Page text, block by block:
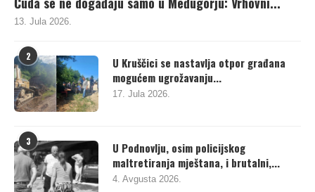
13. Jula 2026.
2
U Kruščici se nastavlja otpor građana
mogućem ugrožavanju...
17. Jula 2026.
3
U Podnovlju, osim policijskog
maltretiranja mještana, i brutalni,...
4. Avgusta 2026.